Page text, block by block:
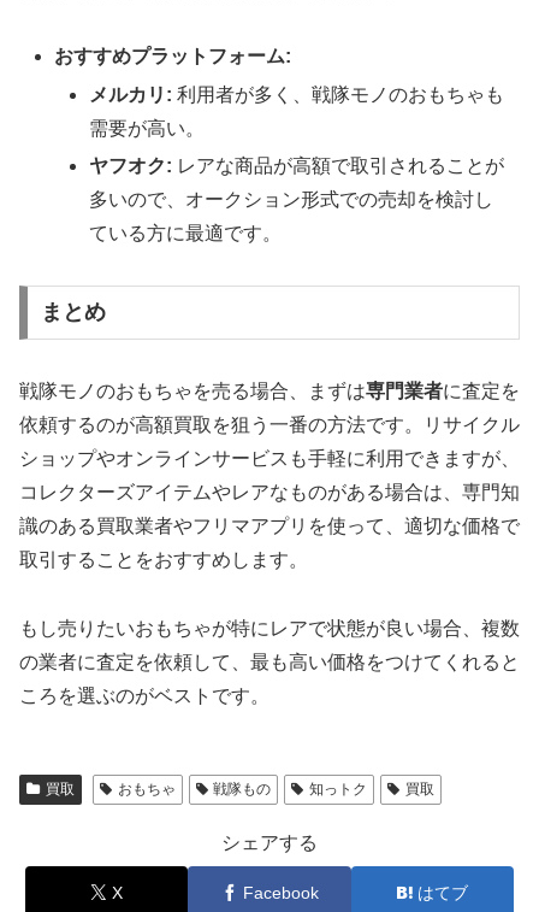
おすすめプラットフォーム:
メルカリ: 利用者が多く、戦隊モノのおもちゃも
需要が高い。
ヤフオク: レアな商品が高額で取引されることが
多いので、オークション形式での売却を検討し
ている方に最適です。
まとめ
戦隊モノのおもちゃを売る場合、まずは専門業者に査定を
依頼するのが高額買取を狙う一番の方法です。リサイクル
ショップやオンラインサービスも手軽に利用できますが、
コレクターズアイテムやレアなものがある場合は、専門知
識のある買取業者やフリマアプリを使って、適切な価格で
取引することをおすすめします。
もし売りたいおもちゃが特にレアで状態が良い場合、複数
の業者に査定を依頼して、最も高い価格をつけてくれると
ころを選ぶのがベストです。
買取 おもちゃ 戦隊もの 知っトク 買取
シェアする
X Facebook はてブ